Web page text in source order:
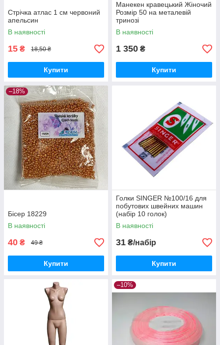
Стрічка атлас 1 см червоний
апельсин
В наявності
15 ₴ 18,50 ₴
Купити
Манекен кравецький Жіночий
Розмір 50 на металевій
тринозі
В наявності
1 350 ₴
Купити
–18%
Бісер 18229
В наявності
40 ₴ 49 ₴
Купити
Голки SINGER №100/16 для
побутових швейних машин
(набір 10 голок)
В наявності
31 ₴/набір
Купити
–10%